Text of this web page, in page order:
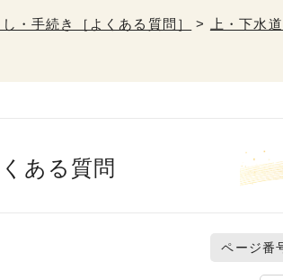
し・手続き［よくある質問］ > 上・下水
ある質問
ページ番